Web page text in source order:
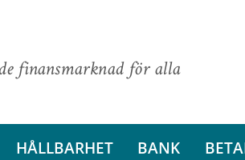
finansmarknad för alla
HÅLLBARHET BANK